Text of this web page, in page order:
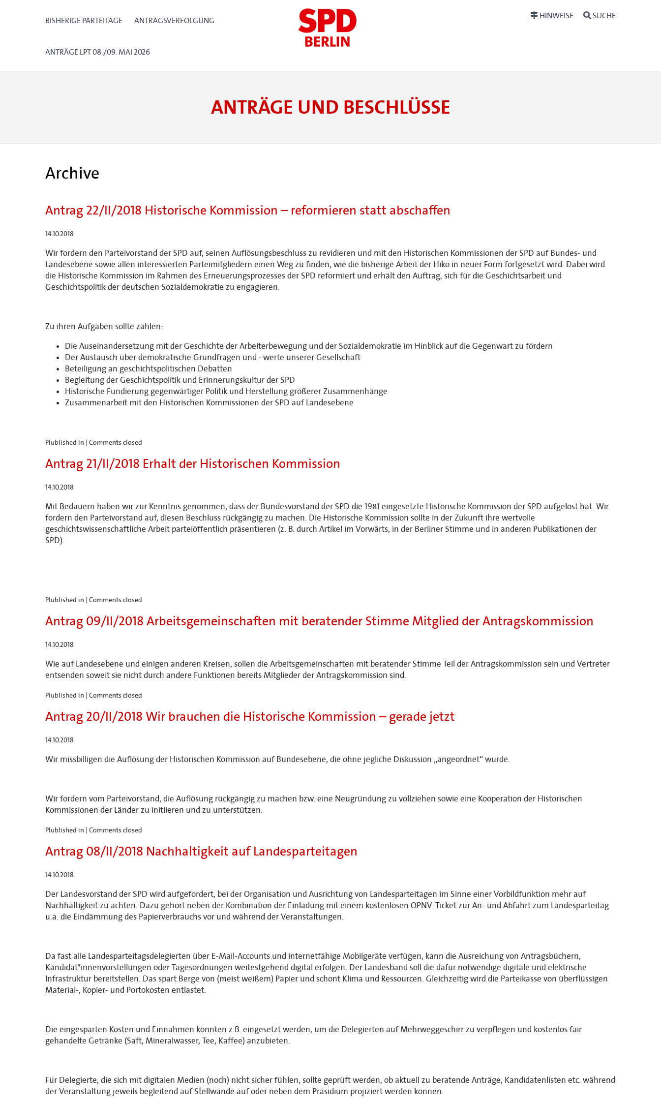
BISHERIGE PARTEITAGE ANTRAGSVERFOLGUNG
ANTRÄGE LPT 08./09. MAI 2026
HINWEISE SUCHE
ANTRÄGE UND BESCHLÜSSE
Archive
Antrag 22/II/2018 Historische Kommission – reformieren statt abschaffen
14.10.2018
Wir fordern den Parteivorstand der SPD auf, seinen Auflösungsbeschluss zu revidieren und mit den Historischen Kommissionen der SPD auf Bundes- und
Landesebene sowie allen interessierten Parteimitgliedern einen Weg zu finden, wie die bisherige Arbeit der Hiko in neuer Form fortgesetzt wird. Dabei wird
die Historische Kommission im Rahmen des Erneuerungsprozesses der SPD reformiert und erhält den Auftrag, sich für die Geschichtsarbeit und
Geschichtspolitik der deutschen Sozialdemokratie zu engagieren.
Zu ihren Aufgaben sollte zählen:
Die Auseinandersetzung mit der Geschichte der Arbeiterbewegung und der Sozialdemokratie im Hinblick auf die Gegenwart zu fördern
Der Austausch über demokratische Grundfragen und –werte unserer Gesellschaft
Beteiligung an geschichtspolitischen Debatten
Begleitung der Geschichtspolitik und Erinnerungskultur der SPD
Historische Fundierung gegenwärtiger Politik und Herstellung größerer Zusammenhänge
Zusammenarbeit mit den Historischen Kommissionen der SPD auf Landesebene
Plublished in | Comments closed
Antrag 21/II/2018 Erhalt der Historischen Kommission
14.10.2018
Mit Bedauern haben wir zur Kenntnis genommen, dass der Bundesvorstand der SPD die 1981 eingesetzte Historische Kommission der SPD aufgelöst hat. Wir
fordern den Parteivorstand auf, diesen Beschluss rückgängig zu machen. Die Historische Kommission sollte in der Zukunft ihre wertvolle
geschichtswissenschaftliche Arbeit parteiöffentlich präsentieren (z. B. durch Artikel im Vorwärts, in der Berliner Stimme und in anderen Publikationen der
SPD).
Plublished in | Comments closed
Antrag 09/II/2018 Arbeitsgemeinschaften mit beratender Stimme Mitglied der Antragskommission
14.10.2018
Wie auf Landesebene und einigen anderen Kreisen, sollen die Arbeitsgemeinschaften mit beratender Stimme Teil der Antragskommission sein und Vertreter
entsenden soweit sie nicht durch andere Funktionen bereits Mitglieder der Antragskommission sind.
Plublished in | Comments closed
Antrag 20/II/2018 Wir brauchen die Historische Kommission – gerade jetzt
14.10.2018
Wir missbilligen die Auflösung der Historischen Kommission auf Bundesebene, die ohne jegliche Diskussion „angeordnet“ wurde.
Wir fordern vom Parteivorstand, die Auflösung rückgängig zu machen bzw. eine Neugründung zu vollziehen sowie eine Kooperation der Historischen
Kommissionen der Länder zu initiieren und zu unterstützen.
Plublished in | Comments closed
Antrag 08/II/2018 Nachhaltigkeit auf Landesparteitagen
14.10.2018
Der Landesvorstand der SPD wird aufgefordert, bei der Organisation und Ausrichtung von Landesparteitagen im Sinne einer Vorbildfunktion mehr auf
Nachhaltigkeit zu achten. Dazu gehört neben der Kombination der Einladung mit einem kostenlosen ÖPNV-Ticket zur An- und Abfahrt zum Landesparteitag
u.a. die Eindämmung des Papierverbrauchs vor und während der Veranstaltungen.
Da fast alle Landesparteitagsdelegierten über E-Mail-Accounts und internetfähige Mobilgeräte verfügen, kann die Ausreichung von Antragsbüchern,
Kandidat*innenvorstellungen oder Tagesordnungen weitestgehend digital erfolgen. Der Landesband soll die dafür notwendige digitale und elektrische
Infrastruktur bereitstellen. Das spart Berge von (meist weißem) Papier und schont Klima und Ressourcen. Gleichzeitig wird die Parteikasse von überflüssigen
Material-, Kopier- und Portokosten entlastet.
Die eingesparten Kosten und Einnahmen könnten z.B. eingesetzt werden, um die Delegierten auf Mehrweggeschirr zu verpflegen und kostenlos fair
gehandelte Getränke (Saft, Mineralwasser, Tee, Kaffee) anzubieten.
Für Delegierte, die sich mit digitalen Medien (noch) nicht sicher fühlen, sollte geprüft werden, ob aktuell zu beratende Anträge, Kandidatenlisten etc. während
der Veranstaltung jeweils begleitend auf Stellwände auf oder neben dem Präsidium projiziert werden können.